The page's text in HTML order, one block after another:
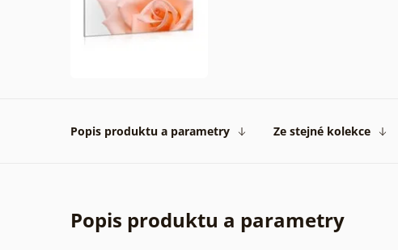
Popis produktu a parametry Ze stejné kolekce
Popis produktu a parametry